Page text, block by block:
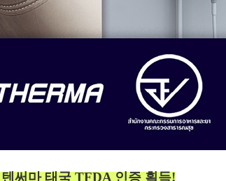
텐써마 태국 TFDA 인증 획득!